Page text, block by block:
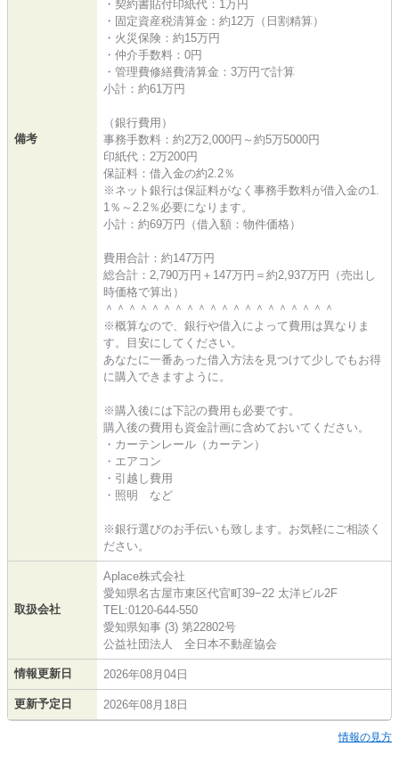
備考
・契約書貼付印紙代：1万円
・固定資産税清算金：約12万（日割精算）
・火災保険：約15万円
・仲介手数料：0円
・管理費修繕費清算金：3万円で計算
小計：約61万円
（銀行費用）
事務手数料：約2万2,000円～約5万5000円
印紙代：2万200円
保証料：借入金の約2.2％
※ネット銀行は保証料がなく事務手数料が借入金の1.
1％～2.2％必要になります。
小計：約69万円（借入額：物件価格）
費用合計：約147万円
総合計：2,790万円＋147万円＝約2,937万円（売出し
時価格で算出）
＾＾＾＾＾＾＾＾＾＾＾＾＾＾＾＾＾＾＾＾
※概算なので、銀行や借入によって費用は異なりま
す。目安にしてください。
あなたに一番あった借入方法を見つけて少しでもお得
に購入できますように。
※購入後には下記の費用も必要です。
購入後の費用も資金計画に含めておいてください。
・カーテンレール（カーテン）
・エアコン
・引越し費用
・照明 など
※銀行選びのお手伝いも致します。お気軽にご相談く
ださい。
取扱会社
Aplace株式会社
愛知県名古屋市東区代官町39−22 太洋ビル2F
TEL:0120-644-550
愛知県知事 (3) 第22802号
公益社団法人 全日本不動産協会
情報更新日 2026年08月04日
更新予定日 2026年08月18日
情報の見方